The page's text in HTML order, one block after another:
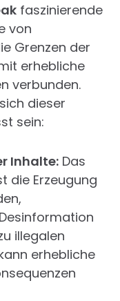
faszinierende
von
Grenzen der
erhebliche
verbunden.
dieser
sein:
Inhalte: Das
die Erzeugung
illegalen
erhebliche